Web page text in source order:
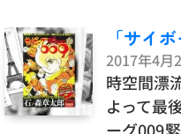
「サイ
2017年4月
時空間漂
よって最